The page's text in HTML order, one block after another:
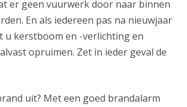
er geen vuurwerk door naar binnen
En als iedereen pas na nieuwjaar
kerstboom en -verlichting en
opruimen. Zet in ieder geval de
uit? Met een goed brandalarm